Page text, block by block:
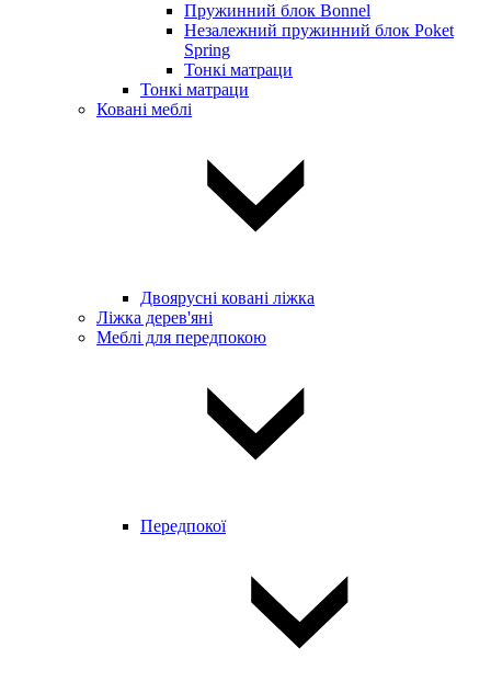
Пружинний блок Bonnel
Незалежний пружинний блок Poket
Spring
Тонкі матраци
Тонкі матраци
Ковані меблі
Двоярусні ковані ліжка
Ліжка дерев'яні
Меблі для передпокою
Передпокої